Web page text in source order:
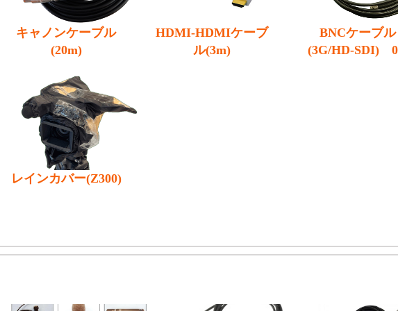
キャノンケーブル
(20m)
HDMI-HDMIケーブ
ル(3m)
BNCケーブル
(3G/HD-SDI)
レインカバー(Z300)